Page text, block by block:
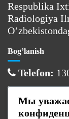
Respublika
Radiologiya
Bog’lanish
Telefon:
Email:
Manzil:
Мы